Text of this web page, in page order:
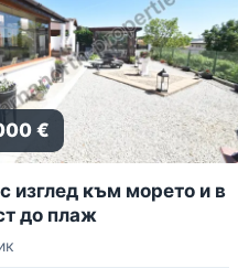
€
изглед към морето и в
до плаж